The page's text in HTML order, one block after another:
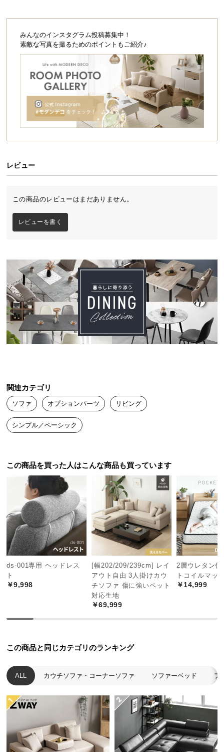
支
払
に
つ
て
配
送
つ
い
て
大
型
商
送
に
つ
い
て
型
の
配
送
に
つ
い
て
配
に
つ
い
て
開
梱
みんなのインスタグラム投稿募集中！
素敵な写真を撮るためのポイントもご紹介♪
レビュー
この商品のレビューはまだありません。
レビューを書く
関連カテゴリ
ソファ オプションパーツ リビング
シンプル／ベーシック
この商品を買った人はこんな商品も買っています
ds-001専用 ヘッドレス
ト
￥9,998
[幅202/209/239cm] レイ
アウト自由 3人掛けカウ
チソファ 傷に強いペット
対応生地
￥69,999
2層ウレタン
トコイルマッ
￥14,999
この商品と同じカテゴリのランキング
ALL カウチソファ・コーナーソファ ソファーベッド フ